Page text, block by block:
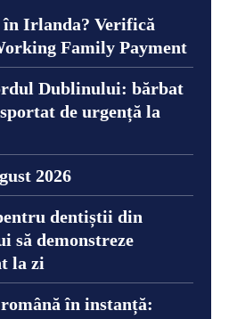
Irlanda? Verifică
Family Payment
Dublinului: bărbat
de urgență la
2026
dentiștii din
să demonstreze
la zi
în instanță: